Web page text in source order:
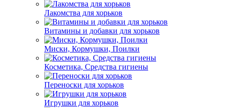
Лакомства для хорьков
Витамины и добавки для хорьков
Миски, Кормушки, Поилки
Косметика, Средства гигиены
Переноски для хорьков
Игрушки для хорьков